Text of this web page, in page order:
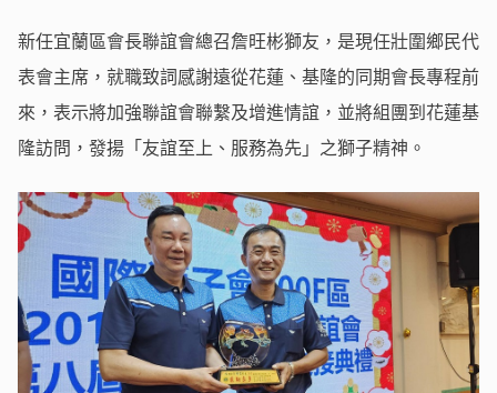
新任宜蘭區會長聯誼會總召詹旺彬獅友，是現任壯圍鄉民代
表會主席，就職致詞感謝遠從花蓮、基隆的同期會長專程前
來，表示將加強聯誼會聯繫及增進情誼，並將組團到花蓮基
隆訪問，發揚「友誼至上、服務為先」之獅子精神。